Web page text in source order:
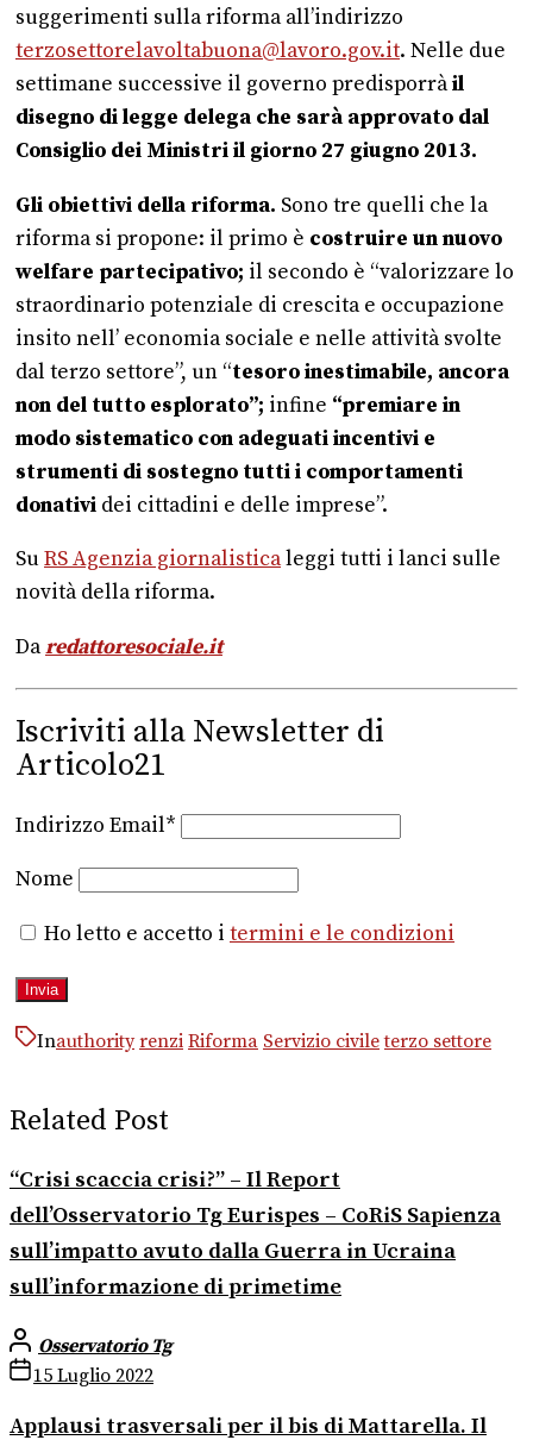
suggerimenti sulla riforma all’indirizzo
terzosettorelavoltabuona@lavoro.gov.it. Nelle due
settimane successive il governo predisporràil
disegno di legge delega che sarà approvato dal
Consiglio dei Ministri il giorno 27 giugno 2013.
Gli obiettivi della riforma. Sono tre quelli che la
riforma si propone: il primo è costruire un nuovo
welfare partecipativo; il secondo è “valorizzare lo
straordinario potenziale di crescita e occupazione
insito nell’ economia sociale e nelle attività svolte
dal terzo settore”, un “tesoro inestimabile, ancora
non del tutto esplorato”; infine “premiare in
modo sistematico con adeguati incentivi e
strumenti di sostegno tutti i comportamenti
donativi dei cittadini e delle imprese”.
Su RS Agenzia giornalisticaleggi tutti i lanci sulle
novità della riforma.
Daredattoresociale.it
Iscriviti alla Newsletter di
Articolo21
Indirizzo Email*
Nome
Ho letto e accetto i termini e le condizioni
Inauthority renzi Riforma Servizio civile terzo settore
Related Post
“Crisi scaccia crisi?” – Il Report
dell’Osservatorio Tg Eurispes – CoRiS Sapienza
sull’impatto avuto dalla Guerra in Ucraina
sull’informazione di primetime
Osservatorio Tg
15 Luglio 2022
Applausi trasversali per il bis di Mattarella. Il